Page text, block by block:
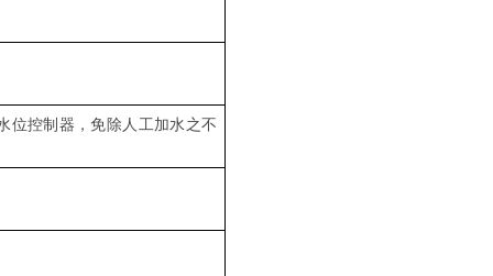
位控制器，免除人工加水之不